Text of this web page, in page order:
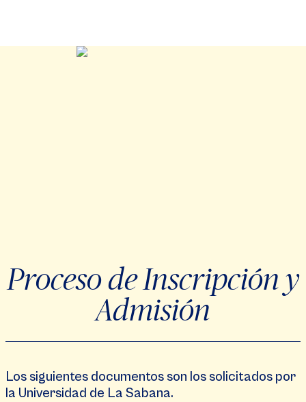
Proceso de Inscripción y
Admisión
Los siguientes documentos son los solicitados por
la Universidad de La Sabana.